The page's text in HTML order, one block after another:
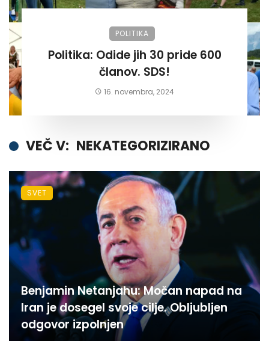
POLITIKA
Politika: Odide jih 30 pride 600
članov. SDS!
16. novembra, 2024
VEČ V: NEKATEGORIZIRANO
Benjamin Netanjahu: Močan napad na
Iran je dosegel svoje cilje. Obljubljen
odgovor izpolnjen
SVET